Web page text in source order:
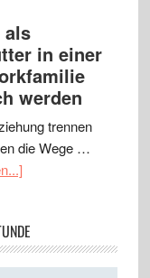
als
in einer
werden
trennen
die Wege …